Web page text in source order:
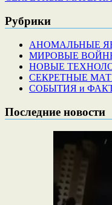
Рубрики
АНОМАЛЬНЫЕ
МИРОВЫЕ
НОВЫЕ
СЕКРЕТНЫЕ
СОБЫТИЯ и
Последние новости